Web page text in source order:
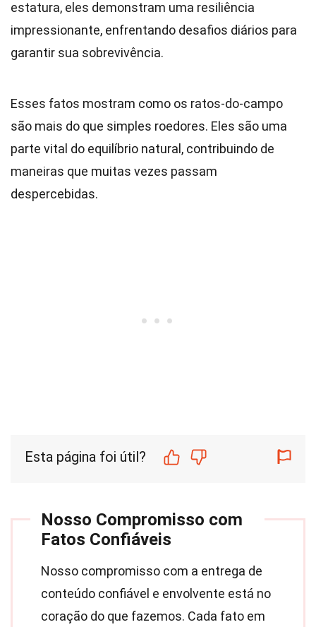
estatura, eles demonstram uma resiliência
impressionante, enfrentando desafios diários para
garantir sua sobrevivência.
Esses fatos mostram como os ratos-do-campo
são mais do que simples roedores. Eles são uma
parte vital do equilíbrio natural, contribuindo de
maneiras que muitas vezes passam
despercebidas.
Esta página foi útil?
Nosso Compromisso com
Fatos Confiáveis
Nosso compromisso com a entrega de
conteúdo confiável e envolvente está no
coração do que fazemos. Cada fato em